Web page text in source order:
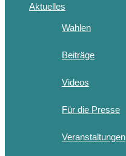
Aktuelles
Wahlen
Beiträge
Videos
Für die Presse
Veranstaltungen